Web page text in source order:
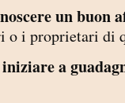
un buon
o i proprietari di
a